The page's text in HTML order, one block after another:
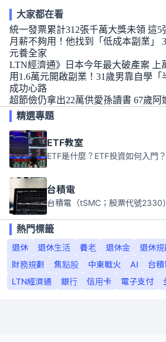
大家都在看
統一發票累計312張千萬大獎未領 這5
月薪不夠用！他找到「低成本副業」
元養全家
LTN經濟通》日本今年最大破產案 上
用1.6萬元開啟副業！31歲男靠自學「
成功心路
超節儉仍拿出22萬供愛孫讀書 67歲
精選專題
ETF教室
台積電
熱門標籤
退休
退休生活 養老 退休金 退休規
財務規劃
焦點股 中東戰火 AI 台
LTN經濟通
銀行 信用卡 電子支付